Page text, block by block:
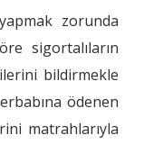
zorunda
sigortalıların
bildirmekle
ödenen
matrahlarıyla